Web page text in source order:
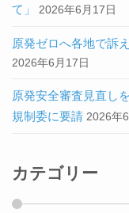
て」
2026年6月17日
原発ゼロへ各地で訴
2026年6月17日
原発安全審査見直
規制委に要請 2026年
カテゴリー